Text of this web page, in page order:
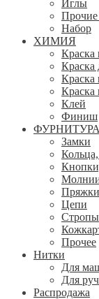
Иглы
Прочие
Набор
ХИМИЯ
Краска
Краска
Краска
Клей
Финиш
ФУРНИТУРА
Замки
Пряжки
Цепи
Стропы
Прочее
Нитки
Для
Для
Распродажа